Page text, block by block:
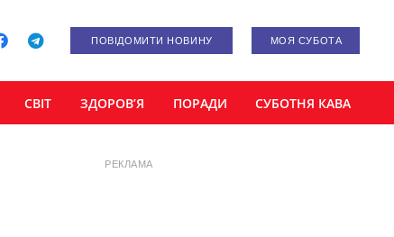
ПОВІДОМИТИ НОВИНУ МОЯ СУБОТА
СВІТ ЗДОРОВ’Я ПОРАДИ СУБОТНЯ КАВА
РЕКЛАМА